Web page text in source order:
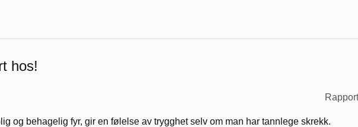
hos!
og behagelig fyr, gir en følelse av trygghet selv om man har tannlege skrekk.